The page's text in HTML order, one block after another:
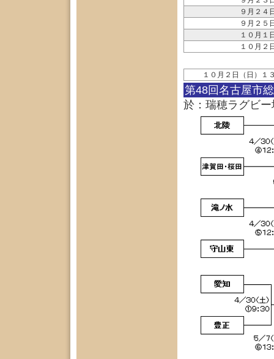
９月２４
９月２５
１０月１
１０月２
１０月２日（日）１
第48回名古屋市
於：瑞穂ラグビー